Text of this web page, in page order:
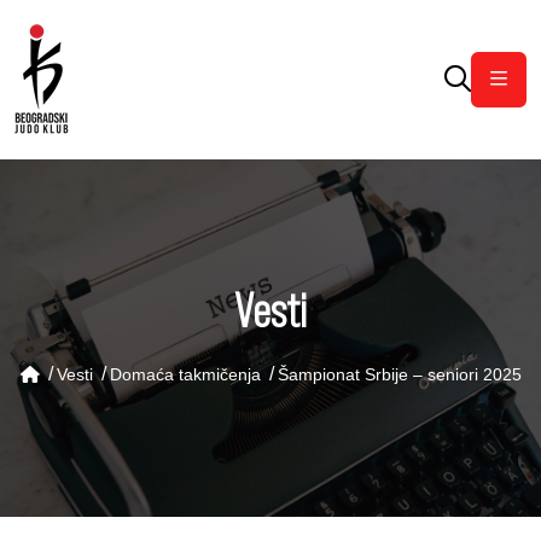
Vesti
Vesti Domaća takmičenja Šampionat Srbije – seniori 2025